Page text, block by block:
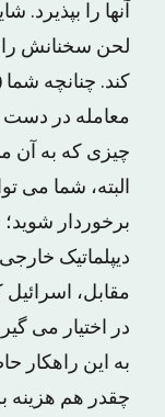
آنها را
لحن سخنانش را
کند. چنانچه
معامله در دست
چیزی که به آن
البته، شما می
برخوردار
دیپلماتیک
مقابل، اسرائیل
در اختیار می
به این راهکار
چقدر هم هزینه